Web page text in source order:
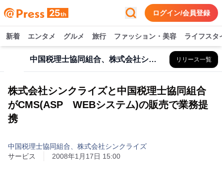
ログイン/会員登録
新着 エンタメ グルメ 旅行 ファッション・美容 ライフスタ
中国税理士協同組合、株式会社シンクライズ リリース一覧
株式会社シンクライズと中国税理士協同組合
がCMS(ASP WEBシステム)の販売で業務提
携
中国税理士協同組合、株式会社シンクライズ
サービス
2008年1月17日 15:00